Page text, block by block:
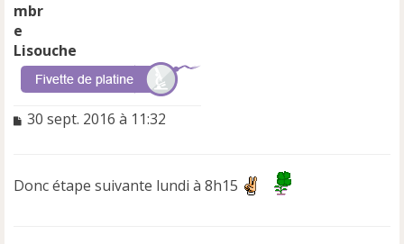
Lisouche
M
a
30 sept. 2016 à 11:32
Donc étape suivante lundi à 8h15